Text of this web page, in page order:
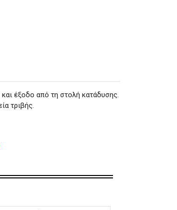
και έξοδο από τη στολή κατάδυσης.
τριβής.